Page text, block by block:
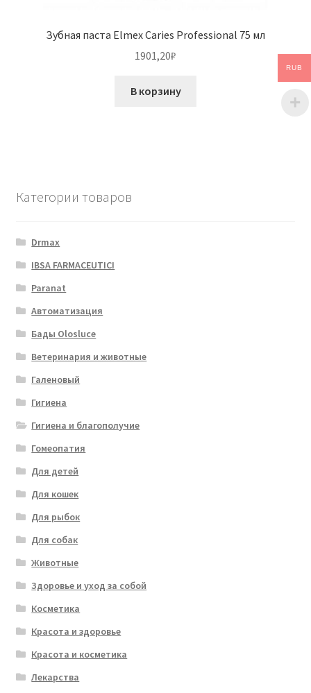
Зубная паста Elmex Caries Professional 75 мл
1901,20₽
В корзину
Категории товаров
Drmax
IBSA FARMACEUTICI
Paranat
Автоматизация
Бады Olosluce
Ветеринария и животные
Галеновый
Гигиена
Гигиена и благополучие
Гомеопатия
Для детей
Для кошек
Для рыбок
Для собак
Животные
Здоровье и уход за собой
Косметика
Красота и здоровье
Красота и косметика
Лекарства
RUB